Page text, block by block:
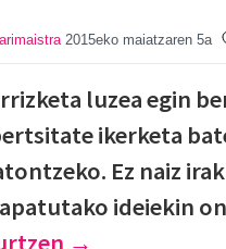
2015eko maiatzaren 5a
luzea egin
ikerketa
Ez naiz
ideiekin
→